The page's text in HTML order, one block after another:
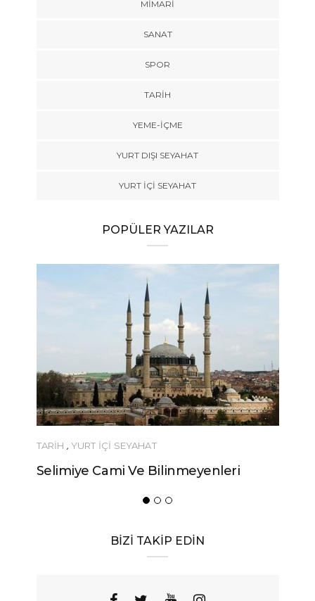
MIMARI
SANAT
SPOR
TARİH
YEME-İÇME
YURT DIŞI SEYAHAT
YURT İÇİ SEYAHAT
POPÜLER YAZILAR
YURT İÇİ SEYAHAT
Cami Ve Bilinmeyenleri
Urfa’nın
BİZİ TAKİP EDİN